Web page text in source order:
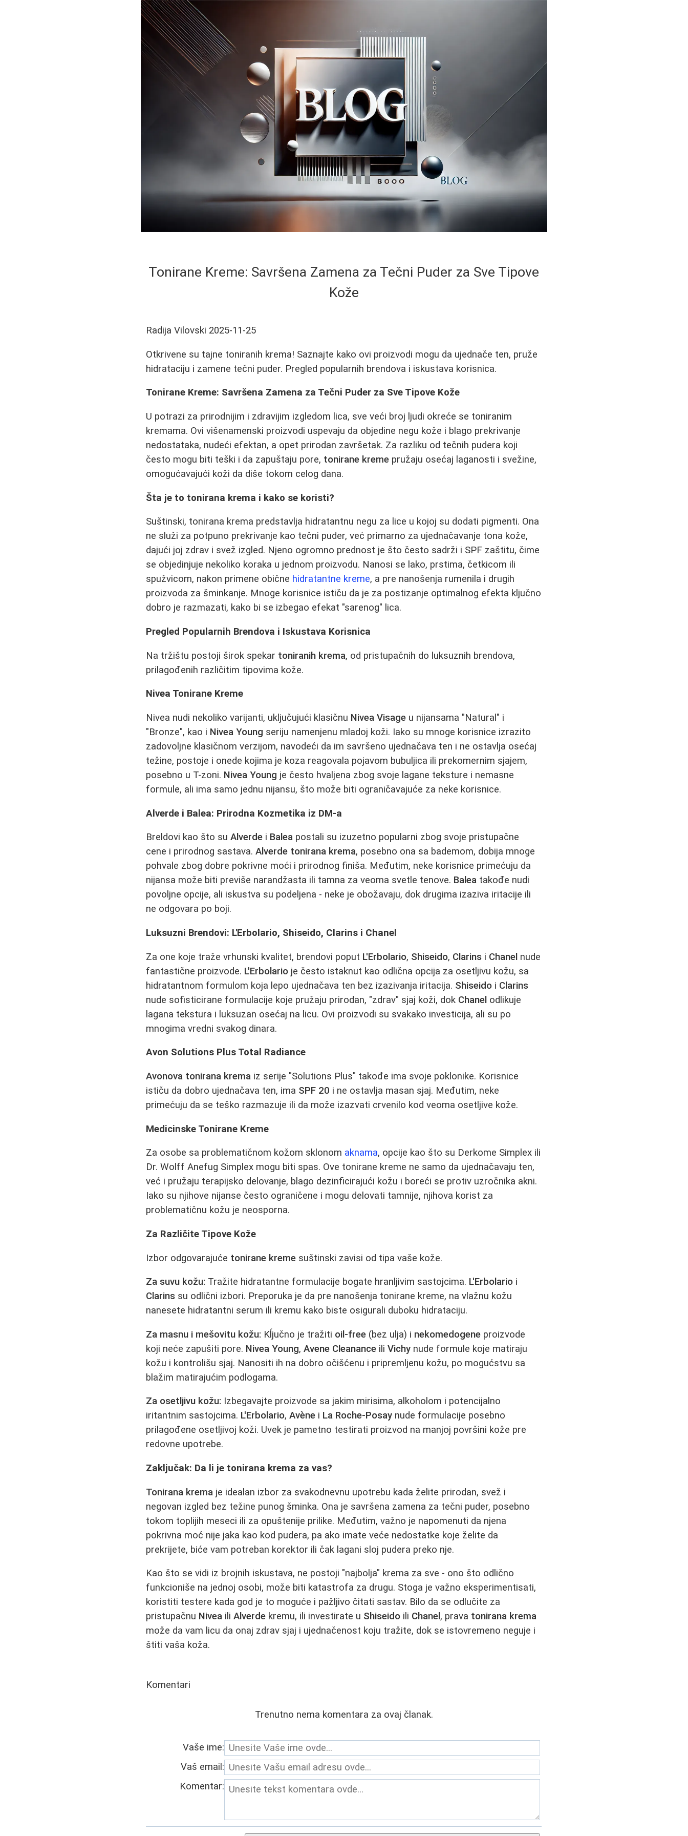
Tonirane Kreme: Savršena Zamena za Tečni Puder za Sve Tipove
Kože
Radija Vilovski 2025-11-25
Otkrivene su tajne toniranih krema! Saznajte kako ovi proizvodi mogu da ujednače ten, pruže
hidrataciju i zamene tečni puder. Pregled popularnih brendova i iskustava korisnica.
Tonirane Kreme: Savršena Zamena za Tečni Puder za Sve Tipove Kože
U potrazi za prirodnijim i zdravijim izgledom lica, sve veći broj ljudi okreće se toniranim
kremama. Ovi višenamenski proizvodi uspevaju da objedine negu kože i blago prekrivanje
nedostataka, nudeći efektan, a opet prirodan završetak. Za razliku od tečnih pudera koji
često mogu biti teški i da zapuštaju pore, tonirane kreme pružaju osećaj laganosti i svežine,
omogućavajući koži da diše tokom celog dana.
Šta je to tonirana krema i kako se koristi?
Suštinski, tonirana krema predstavlja hidratantnu negu za lice u kojoj su dodati pigmenti. Ona
ne služi za potpuno prekrivanje kao tečni puder, već primarno za ujednačavanje tona kože,
dajući joj zdrav i svež izgled. Njeno ogromno prednost je što često sadrži i SPF zaštitu, čime
se objedinjuje nekoliko koraka u jednom proizvodu. Nanosi se lako, prstima, četkicom ili
spužvicom, nakon primene obične hidratantne kreme, a pre nanošenja rumenila i drugih
proizvoda za šminkanje. Mnoge korisnice ističu da je za postizanje optimalnog efekta ključno
dobro je razmazati, kako bi se izbegao efekat "sarenog" lica.
Pregled Popularnih Brendova i Iskustava Korisnica
Na tržištu postoji širok spekar toniranih krema, od pristupačnih do luksuznih brendova,
prilagođenih različitim tipovima kože.
Nivea Tonirane Kreme
Nivea nudi nekoliko varijanti, uključujući klasičnu Nivea Visage u nijansama "Natural" i
"Bronze", kao i Nivea Young seriju namenjenu mladoj koži. Iako su mnoge korisnice izrazito
zadovoljne klasičnom verzijom, navodeći da im savršeno ujednačava ten i ne ostavlja osećaj
težine, postoje i onede kojima je koza reagovala pojavom bubuljica ili prekomernim sjajem,
posebno u T-zoni. Nivea Young je često hvaljena zbog svoje lagane teksture i nemasne
formule, ali ima samo jednu nijansu, što može biti ograničavajuće za neke korisnice.
Alverde i Balea: Prirodna Kozmetika iz DM-a
Breldovi kao što suAlverde i Balea postali su izuzetno popularni zbog svoje pristupačne
cene i prirodnog sastava.Alverde tonirana krema, posebno ona sa bademom, dobija mnoge
pohvale zbog dobre pokrivne moći i prirodnog finiša. Međutim, neke korisnice primećuju da
nijansa može biti previše narandžasta ili tamna za veoma svetle tenove. Balea takođe nudi
povoljne opcije, ali iskustva su podeljena - neke je obožavaju, dok drugima izaziva iritacije ili
ne odgovara po boji.
Luksuzni Brendovi: L'Erbolario, Shiseido, Clarins i Chanel
Za one koje traže vrhunski kvalitet, brendovi poput L'Erbolario, Shiseido, Clarins i Chanel nude
fantastične proizvode. L'Erbolario je često istaknut kao odlična opcija za osetljivu kožu, sa
hidratantnom formulom koja lepo ujednačava ten bez izazivanja iritacija. Shiseido i Clarins
nude sofisticirane formulacije koje pružaju prirodan, "zdrav" sjaj koži, dok Chanel odlikuje
lagana tekstura i luksuzan osećaj na licu. Ovi proizvodi su svakako investicija, ali su po
mnogima vredni svakog dinara.
Avon Solutions Plus Total Radiance
Avonova tonirana krema iz serije "Solutions Plus" takođe ima svoje poklonike. Korisnice
ističu da dobro ujednačava ten, ima SPF 20 i ne ostavlja masan sjaj. Međutim, neke
primećuju da se teško razmazuje ili da može izazvati crvenilo kod veoma osetljive kože.
Medicinske Tonirane Kreme
Za osobe sa problematičnom kožom sklonom aknama, opcije kao što su Derkome Simplex ili
Dr. Wolff Anefug Simplex mogu biti spas. Ove tonirane kreme ne samo da ujednačavaju ten,
već i pružaju terapijsko delovanje, blago dezinficirajući kožu i boreći se protiv uzročnika akni.
Iako su njihove nijanse često ograničene i mogu delovati tamnije, njihova korist za
problematičnu kožu je neosporna.
Za Različite Tipove Kože
Izbor odgovarajuće tonirane kreme suštinski zavisi od tipa vaše kože.
Za suvu kožu: Tražite hidratantne formulacije bogate hranljivim sastojcima. L'Erbolario i
Clarins su odlični izbori. Preporuka je da pre nanošenja tonirane kreme, na vlažnu kožu
nanesete hidratantni serum ili kremu kako biste osigurali duboku hidrataciju.
Za masnu i mešovitu kožu: Kĺjučno je tražiti oil-free (bez ulja) i nekomedogene proizvode
koji neće zapušiti pore. Nivea Young,Avene Cleanance iliVichy nude formule koje matiraju
kožu i kontrolišu sjaj. Nanositi ih na dobro očišćenu i pripremljenu kožu, po mogućstvu sa
blažim matirajućim podlogama.
Za osetljivu kožu: Izbegavajte proizvode sa jakim mirisima, alkoholom i potencijalno
iritantnim sastojcima. L'Erbolario,Avène i La Roche-Posay nude formulacije posebno
prilagođene osetljivoj koži. Uvek je pametno testirati proizvod na manjoj površini kože pre
redovne upotrebe.
Zaključak: Da li je tonirana krema za vas?
Tonirana krema je idealan izbor za svakodnevnu upotrebu kada želite prirodan, svež i
negovan izgled bez težine punog šminka. Ona je savršena zamena za tečni puder, posebno
tokom toplijih meseci ili za opuštenije prilike. Međutim, važno je napomenuti da njena
pokrivna moć nije jaka kao kod pudera, pa ako imate veće nedostatke koje želite da
prekrijete, biće vam potreban korektor ili čak lagani sloj pudera preko nje.
Kao što se vidi iz brojnih iskustava, ne postoji "najbolja" krema za sve - ono što odlično
funkcioniše na jednoj osobi, može biti katastrofa za drugu. Stoga je važno eksperimentisati,
koristiti testere kada god je to moguće i pažljivo čitati sastav. Bilo da se odlučite za
pristupačnu Nivea iliAlverde kremu, ili investirate u Shiseido ili Chanel, prava tonirana krema
može da vam licu da onaj zdrav sjaj i ujednačenost koju tražite, dok se istovremeno neguje i
štiti vaša koža.
Komentari
Trenutno nema komentara za ovaj članak.
Vaše ime:
Vaš email:
Komentar: